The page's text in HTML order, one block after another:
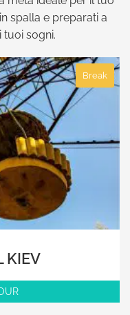
spalla e preparati a
tuoi sogni.
Break
KIEV